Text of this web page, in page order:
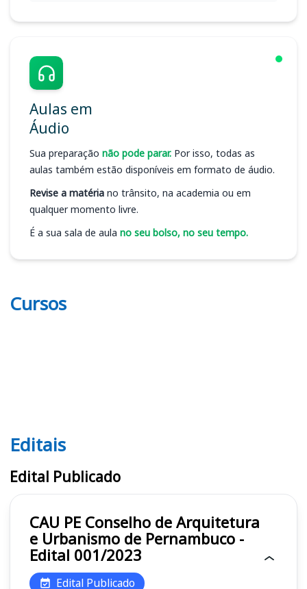
Aulas em
Áudio
Sua preparação não pode parar. Por isso, todas as
aulas também estão disponíveis em formato de áudio.
Revise a matéria no trânsito, na academia ou em
qualquer momento livre.
É a sua sala de aula no seu bolso, no seu tempo.
Cursos
Editais CAU PE
Editais
Edital Publicado
CAU PE Conselho de Arquitetura
e Urbanismo de Pernambuco -
Edital 001/2023
Edital Publicado